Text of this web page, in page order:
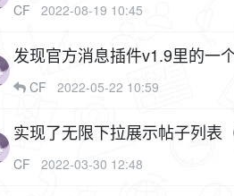
CF 2022-08-19 10:45
发现官方消息插件v1.9里的一
CF 2022-05-22 10:59
实现了无限下拉展示帖子列表
CF 2022-03-30 12:48